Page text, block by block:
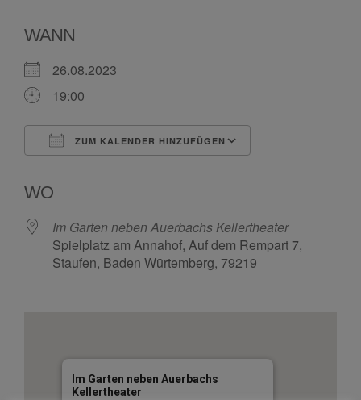
WANN
26.08.2023
19:00
ZUM KALENDER HINZUFÜGEN
WO
Im Garten neben Auerbachs Kellertheater
Spielplatz am Annahof, Auf dem Rempart 7,
Staufen, Baden Würtemberg, 79219
Im Garten neben Auerbachs
Kellertheater